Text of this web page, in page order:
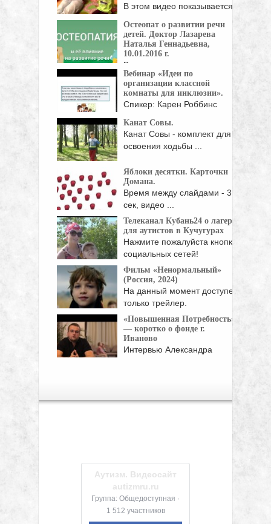
В этом видео показывается
Остеопат о развитии речи
детей. Доктор Лазарева
Наталья Геннадьевна,
10.01.2016 г.
В рамках интервью мы
обсудили следующие
вопросы: 1. ...
Вебинар «Идеи по
организации классной
комнаты для инклюзии».
Спикер: Карен Роббинс
сертифицированный
преподаватель, ...
Канат Совы.
Канат Совы - комплект для
освоения ходьбы ...
Яблоки десятки. Карточки
Домана.
Время между слайдами - 3
сек, видео ...
Телеканал Кубань24 о лагере
для аутистов в Кучугурах
Нажмите пожалуйста кнопки
социальных сетей!
Фильм «Ненормальный»
(Россия, 2024)
На данный момент доступен
только трейлер.
Потрясающий
документальный ...
«Повышенная Потребность»
— коротко о фонде г.
Иваново
Интервью Александра
Аутизм. Видеосайт
autizmru.ru
Группа: Общедоступная ·
1 512 участников